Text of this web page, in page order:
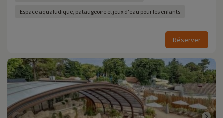
Espace aqualudique, pataugeoire et jeux d'eau pour les enfants
Réserver